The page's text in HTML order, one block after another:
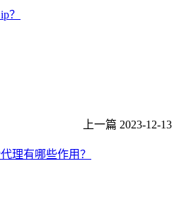
？
上一篇 2023-12-13
理有哪些作用？